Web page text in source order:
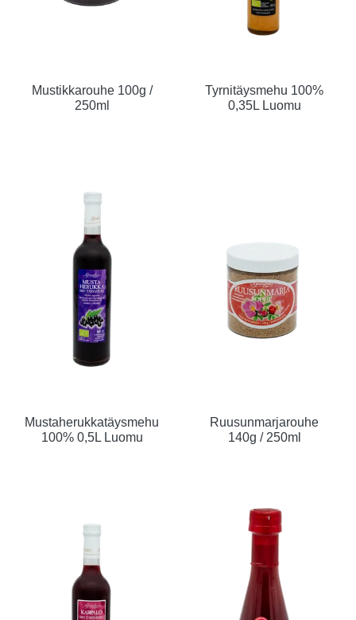
Mustikkarouhe 100g /
250ml
Tyrnitäysmehu 100%
0,35L Luomu
Mustaherukkatäysmehu
100% 0,5L Luomu
Ruusunmarjarouhe
140g / 250ml